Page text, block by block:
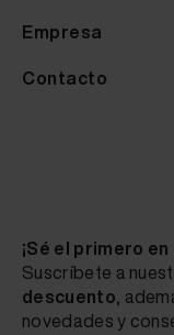
Empresa
Contacto
¡Sé el primero
Suscríbete a
descuento,
novedades y